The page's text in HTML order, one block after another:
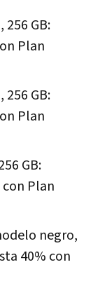
GB:
Plan
GB:
Plan
GB:
con Plan
negro,
40% con